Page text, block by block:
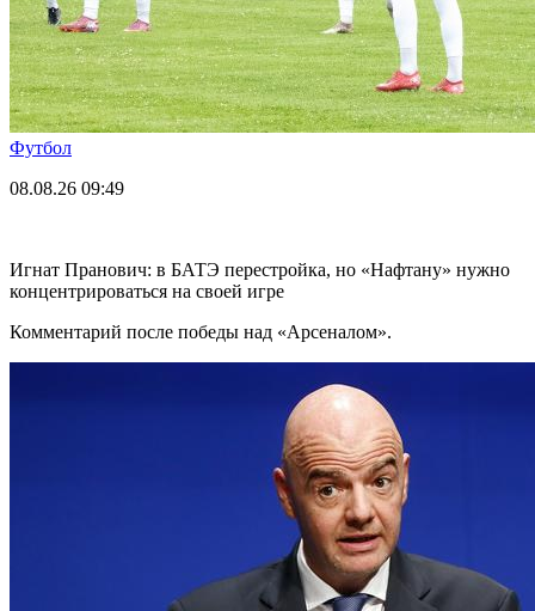
Футбол
08.08.26 09:49
Игнат Пранович: в БАТЭ перестройка, но «Нафтану» нужно
концентрироваться на своей игре
Комментарий после победы над «Арсеналом».